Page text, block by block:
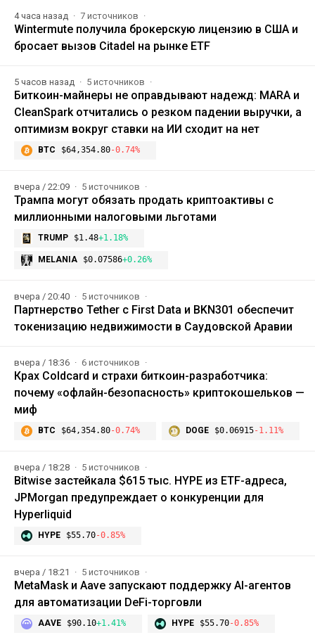
4 часа назад 7 источников
Wintermute получила брокерскую лицензию в США и
бросает вызов Citadel на рынке ETF
5 часов назад 5 источников
Биткоин-майнеры не оправдывают надежд: MARA и
CleanSpark отчитались о резком падении выручки, а
оптимизм вокруг ставки на ИИ сходит на нет
BTC $64,354.80-0.74%
вчера / 22:09 5 источников
Трампа могут обязать продать криптоактивы с
миллионными налоговыми льготами
TRUMP $1.48+1.18%
MELANIA $0.07586+0.26%
вчера / 20:40 5 источников
Партнерство Tether с First Data и BKN301 обеспечит
токенизацию недвижимости в Саудовской Аравии
вчера / 18:36 6 источников
Крах Coldcard и страхи биткоин-разработчика:
почему «офлайн-безопасность» криптокошельков —
миф
BTC $64,354.80-0.74% DOGE $0.06915-1.11%
вчера / 18:28 5 источников
Bitwise застейкала $615 тыс. HYPE из ETF-адреса,
JPMorgan предупреждает о конкуренции для
Hyperliquid
HYPE $55.70-0.85%
вчера / 18:21 5 источников
MetaMask и Aave запускают поддержку AI-агентов
для автоматизации DeFi-торговли
AAVE $90.10+1.41% HYPE $55.70-0.85%